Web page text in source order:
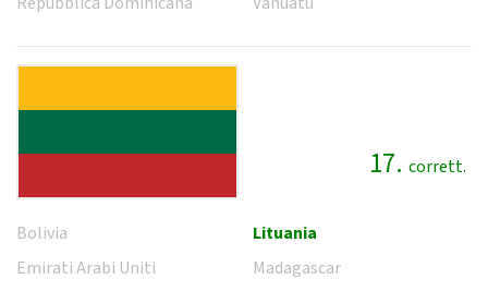
17. corrett.
Bolivia
Emirati Arabi Uniti
Lituania
Madagascar